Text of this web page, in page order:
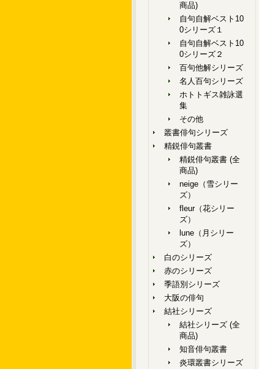
商品)
自句自解ベスト10
0シリーズ１
自句自解ベスト10
0シリーズ２
百句他解シリーズ
名人百句シリーズ
ホトトギス雑詠選
集
その他
叢書俳句シリーズ
精鋭俳句叢書
精鋭俳句叢書 (全
商品)
neige（雪シリー
ズ）
fleur（花シリー
ズ）
lune（月シリー
ズ）
白のシリーズ
赤のシリーズ
季語別シリーズ
大阪の俳句
結社シリーズ
結社シリーズ (全
商品)
知音俳句叢書
炎環叢書シリーズ